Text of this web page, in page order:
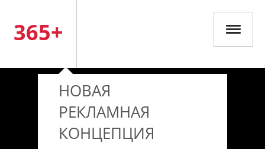
365+
НОВАЯ
РЕКЛАМНАЯ
КОНЦЕПЦИЯ